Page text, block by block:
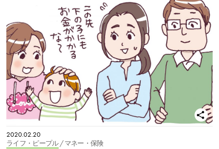
2020.02.20
ライフ・ピープル/ マネー・保険